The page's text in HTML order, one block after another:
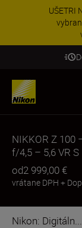
UŠETRI
NIKKOR Z 100
f/4,5 – 5,6 VR S
od2 999,00 €
vrátane DPH +
Nikon: Digitáln...